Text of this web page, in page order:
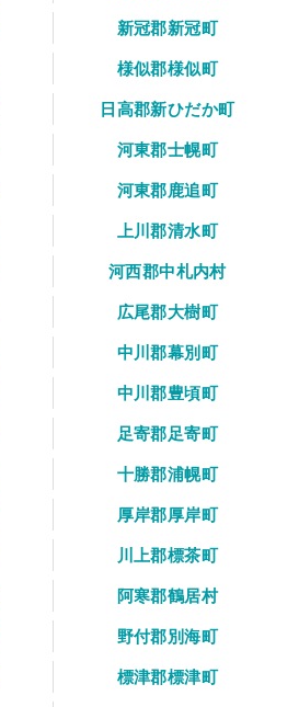
新冠郡新冠町
様似郡様似町
日高郡新ひだか町
河東郡士幌町
河東郡鹿追町
上川郡清水町
河西郡中札内村
広尾郡大樹町
中川郡幕別町
中川郡豊頃町
足寄郡足寄町
十勝郡浦幌町
厚岸郡厚岸町
川上郡標茶町
阿寒郡鶴居村
野付郡別海町
標津郡標津町